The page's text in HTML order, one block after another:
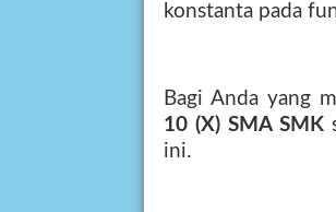
konstanta pada
Bagi Anda yang
10 (X) SMA SMK
ini.